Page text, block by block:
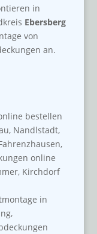
in
Ebersberg
von
an.
bestellen
Nandlstadt,
online
Kirchdorf
in